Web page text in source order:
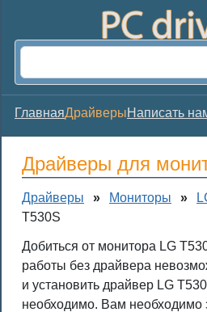
ГлавнаяДрайверыНаписать
Драйверы для
Драйверы » Мониторы »
T530S
Добиться от монитора LG
работы без драйвера
и установить драйвер LG
необходимо. Вам необходимо